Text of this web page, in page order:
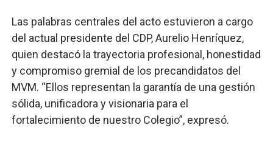
Las palabras centrales del acto estuvieron a cargo
del actual presidente del CDP, Aurelio Henríquez,
quien destacó la trayectoria profesional, honestidad
y compromiso gremial de los precandidatos del
MVM. “Ellos representan la garantía de una gestión
sólida, unificadora y visionaria para el
fortalecimiento de nuestro Colegio”, expresó.